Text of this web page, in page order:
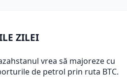
ZILEI
vrea să majoreze cu
de petrol prin ruta BTC.